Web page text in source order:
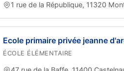
1 rue de la République, 11320
Ecole primaire privée jeanne
ÉCOLE ÉLÉMENTAIRE